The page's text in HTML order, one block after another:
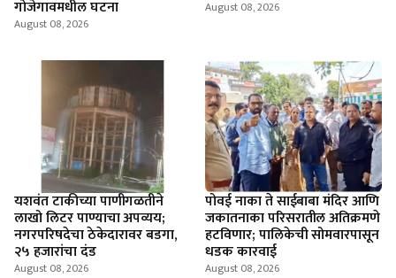
गोजेगावमधील घटना
August 08, 2026
August 08, 2026
यशवंत टाकीच्या पाणीगळतीने
लाखो लिटर पाण्याचा अपव्यय;
नगरपरिषदेचा ठेकेदारावर बडगा,
२५ हजारांचा दंड
August 08, 2026
पोवई नाका ते साईबाबा मंदिर आणि
जकातनाका परिसरातील अतिक्रमणे
हटविणार; पालिकेची सोमवारपासून
धडक कारवाई
August 08, 2026